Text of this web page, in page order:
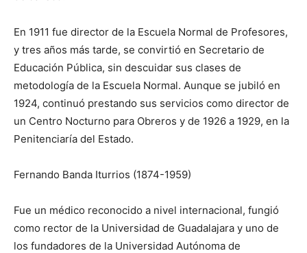
En 1911 fue director de la Escuela Normal de Profesores,
y tres años más tarde, se convirtió en Secretario de
Educación Pública, sin descuidar sus clases de
metodología de la Escuela Normal. Aunque se jubiló en
1924, continuó prestando sus servicios como director de
un Centro Nocturno para Obreros y de 1926 a 1929, en la
Penitenciaría del Estado.
Fernando Banda Iturrios (1874-1959)
Fue un médico reconocido a nivel internacional, fungió
como rector de la Universidad de Guadalajara y uno de
los fundadores de la Universidad Autónoma de